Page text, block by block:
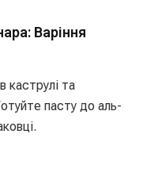
Варіння
каструлі та
пасту до аль-